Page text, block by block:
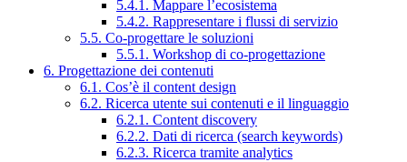
5.4.1. Mappare l’ecosistema
5.4.2. Rappresentare i flussi di servizio
5.5. Co-progettare le soluzioni
5.5.1. Workshop di co-progettazione
6. Progettazione dei contenuti
6.1. Cos’è il content design
6.2. Ricerca utente sui contenuti e il linguaggio
6.2.1. Content discovery
6.2.2. Dati di ricerca (search keywords)
6.2.3. Ricerca tramite analytics